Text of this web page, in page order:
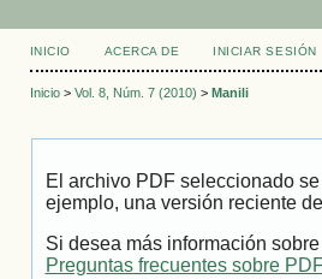
INICIO ACERCA DE INICIAR SESIÓN
Inicio> Vol. 8, Núm. 7 (2010) > Manili
El archivo PDF seleccionado
ejemplo, una versión reciente de
Si desea más información
Preguntas frecuentes sobre